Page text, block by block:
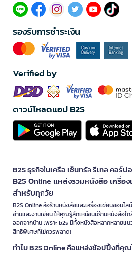
รองรับการชำระเงิน
Verified by
ดาวน์โหลดแอป B2S
B2S ธุรกิจในเครือ เซ็นทรัล รีเทล คอร์
B2S Online แหล่งรวมหนังสือ เครื่อ
สำหรับทุกวัย
B2S Online คือร้านหนังสือและเครื่องเขียนออนไ
อ่านและงานเขียน ให้คุณรู้สึกเหมือนมีร้านหนังสือใ
ออกจากบ้าน เพราะ b2s มีทั้งหนังสือหลากหลายแ
สิทธิพิเศษที่ไม่ควรพลาด!
ทำไม B2S Online คือแหล่งช้อปปิ้งที่คุ